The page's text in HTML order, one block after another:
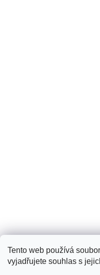
Tento web používá
vyjadřujete souhlas s